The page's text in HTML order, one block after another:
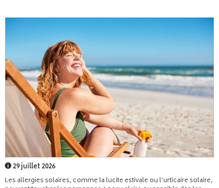
29 juillet 2026
Les allergies solaires, comme la lucite estivale ou l’urticaire solaire,